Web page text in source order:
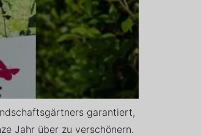
garantiert,
Jahr über zu verschönern.